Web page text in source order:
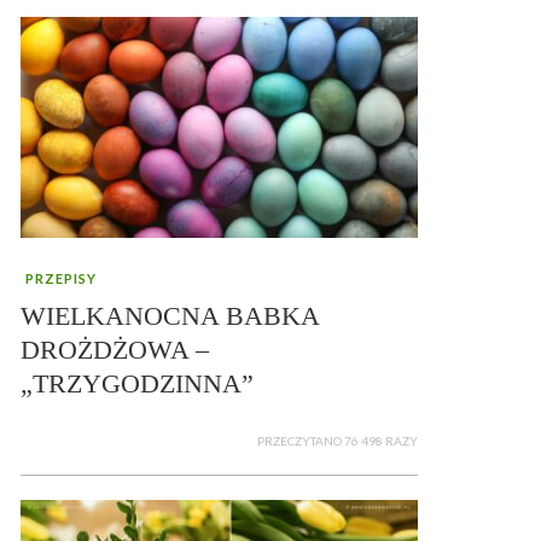
PRZEPISY
WIELKANOCNA BABKA
DROŻDŻOWA –
„TRZYGODZINNA”
PRZECZYTANO 76 498 RAZY